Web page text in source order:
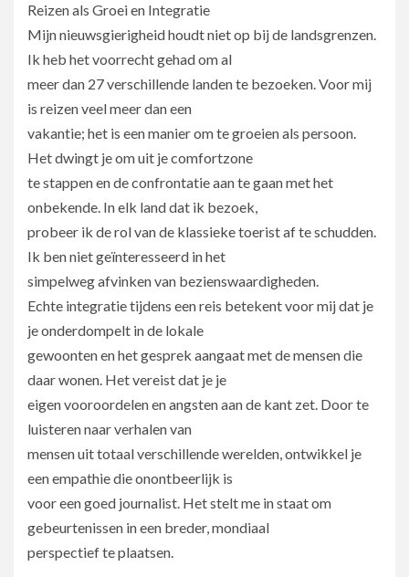
Reizen als Groei en Integratie
Mijn nieuwsgierigheid houdt niet op bij de landsgrenzen.
Ik heb het voorrecht gehad om al
meer dan 27 verschillende landen te bezoeken. Voor mij
is reizen veel meer dan een
vakantie; het is een manier om te groeien als persoon.
Het dwingt je om uit je comfortzone
te stappen en de confrontatie aan te gaan met het
onbekende. In elk land dat ik bezoek,
probeer ik de rol van de klassieke toerist af te schudden.
Ik ben niet geïnteresseerd in het
simpelweg afvinken van bezienswaardigheden.
Echte integratie tijdens een reis betekent voor mij dat je
je onderdompelt in de lokale
gewoonten en het gesprek aangaat met de mensen die
daar wonen. Het vereist dat je je
eigen vooroordelen en angsten aan de kant zet. Door te
luisteren naar verhalen van
mensen uit totaal verschillende werelden, ontwikkel je
een empathie die onontbeerlijk is
voor een goed journalist. Het stelt me in staat om
gebeurtenissen in een breder, mondiaal
perspectief te plaatsen.